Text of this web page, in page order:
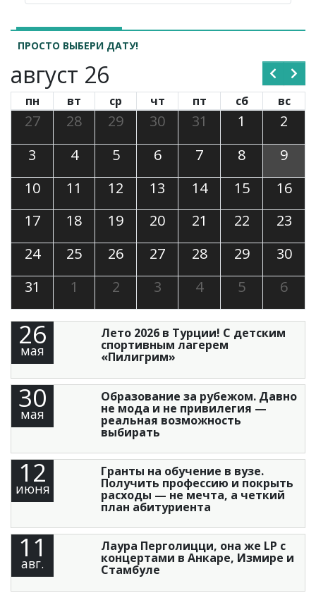
ПРОСТО ВЫБЕРИ ДАТУ!
август 26
пн вт ср чт пт сб вс
27 28 29 30 31 1
2
3
4 5 6 7 8
9
10
11 12 13 14 15
16
17
18 19 20 21 22
23
24
25 26 27 28 29
30
31
1 2 3 4 5 6
26
мая
Лето 2026 в Турции! С детским
спортивным лагерем
«Пилигрим»
30
мая
Образование за рубежом. Давно
не мода и не привилегия —
реальная возможность
выбирать
12
июня
Гранты на обучение в вузе.
Получить профессию и покрыть
расходы — не мечта, а четкий
план абитуриента
11
авг.
Лаура Перголицци, она же LP с
концертами в Анкаре, Измире и
Стамбуле